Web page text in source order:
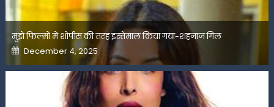
मुझे फिल्मों में शोपीस की तरह इस्तेमाल किया गया-शहनाज गिल
Posted
on
December 4, 2025